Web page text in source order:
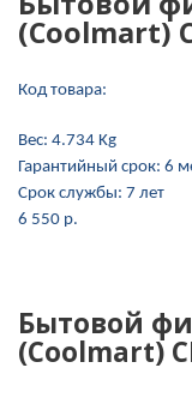
(Coolmart)
Код товара:
Вес: 4.734 Kg
Гарантийный срок: 6
Срок службы: 7 лет
6 550 p.
Бытовой
(Coolmart)